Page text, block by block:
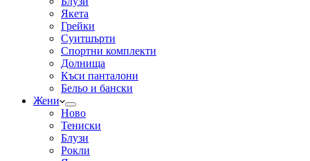
Якета
Грейки
Суитшърти
Спортни комплекти
Долнища
Къси панталони
Бельо и бански
Жени
Ново
Тениски
Блузи
Рокли